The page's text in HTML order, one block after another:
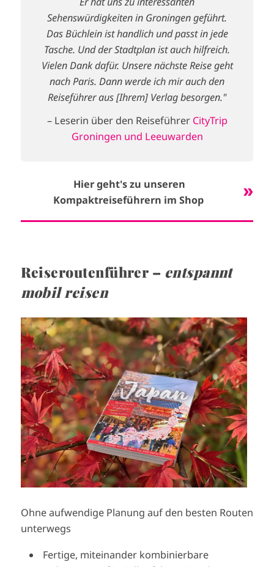
Sehenswürdigkeiten in Groningen geführt.
Das Büchlein ist handlich und passt in jede
Tasche. Und der Stadtplan ist auch hilfreich.
Vielen Dank dafür. Unsere nächste Reise geht
nach Paris. Dann werde ich mir auch den
Reiseführer aus [Ihrem] Verlag besorgen."
– Leserin über den Reiseführer CityTrip
Groningen und Leeuwarden
Hier geht's zu unseren
Kompaktreiseführern im Shop
Reiseroutenführer – entspannt
mobil reisen
I
m
a
g
e
Ohne aufwendige Planung auf den besten Routen
unterwegs
Fertige, miteinander kombinierbare